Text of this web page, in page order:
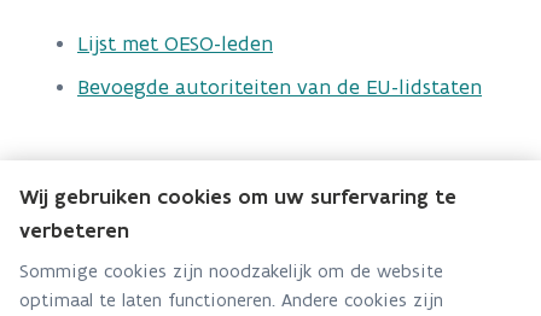
Lijst met OESO-leden
Bevoegde autoriteiten van de EU-lidstaten
Team Productketens (kunststoffen)
Hebt u een vraag voor dit team? Stel ze hier:
Wij gebruiken cookies om uw surfervaring te
verbeteren
Sommige cookies zijn noodzakelijk om de website
optimaal te laten functioneren. Andere cookies zijn